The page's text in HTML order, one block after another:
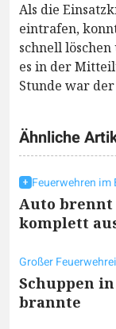
Als die
eintrafen,
schnell
es in der
Stunde war
Ähnliche
Feuerwehren im
Auto brennt
komplett
Großer
Schuppen
brannte